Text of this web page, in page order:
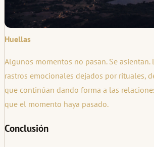
Huellas
Algunos momentos no pasan. Se asientan.
rastros emocionales dejados por rituales,
que continúan dando forma a las
que el momento haya pasado.
Conclusión